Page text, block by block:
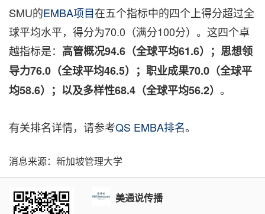
SMU的EMBA项目在五个指标中的四个上得分超过全
球平均水平，得分为70.0（满分100分）。这四个卓
越指标是： 高管概况94.6（全球平均61.6）；思想领
导力76.0（全球平均46.5）；职业成果70.0（全球平
均58.6）；以及多样性68.4（全球平均56.2） 。
有关排名详情，请参考QS EMBA排名。
消息来源：新加坡管理大学
美通说传播